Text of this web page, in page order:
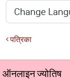
पत्रिका
ऑनलाइन ज्योतिष